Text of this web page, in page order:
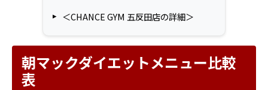
＜CHANCE GYM 五反田店の詳細＞
朝マックダイエットメニュー比較
表